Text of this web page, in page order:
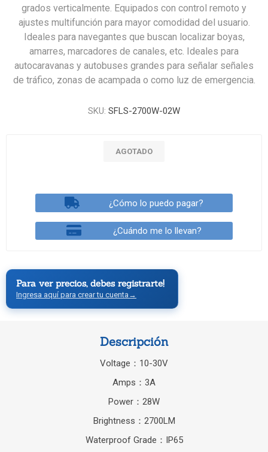
grados verticalmente. Equipados con control remoto y
ajustes multifunción para mayor comodidad del usuario.
Ideales para navegantes que buscan localizar boyas,
amarres, marcadores de canales, etc. Ideales para
autocaravanas y autobuses grandes para señalar señales
de tráfico, zonas de acampada o como luz de emergencia.
SKU: SFLS-2700W-02W
AGOTADO
¿Cómo lo puedo pagar?
¿Cuándo me lo llevan?
Para ver precios, debes registrarte!
Ingresa aquí para crear tu cuenta →
Descripción
Voltage：10-30V
Amps：3A
Power：28W
Brightness：2700LM
Waterproof Grade：IP65